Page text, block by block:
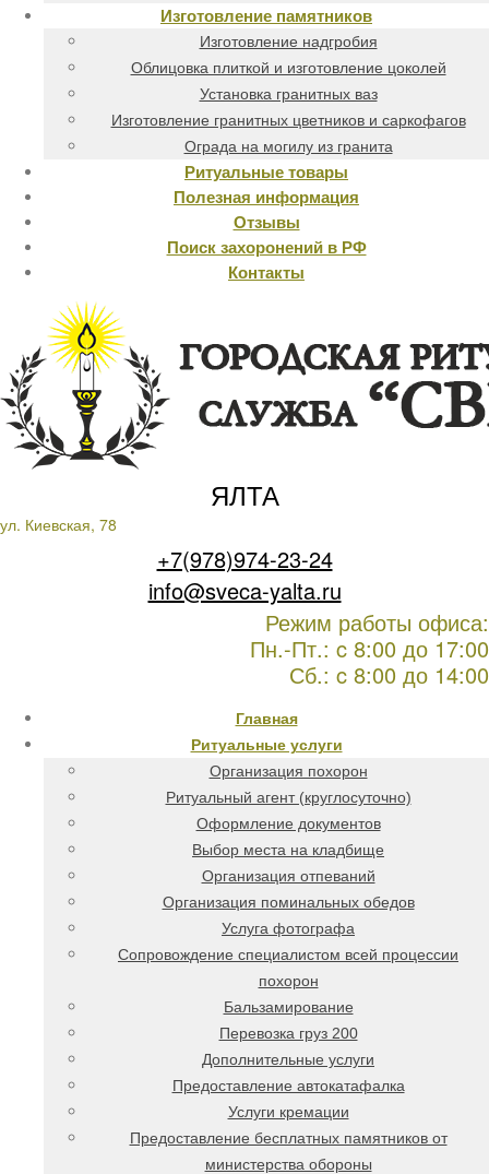
Изготовление памятников
Изготовление надгробия
Облицовка плиткой и изготовление цоколей
Установка гранитных ваз
Изготовление гранитных цветников и саркофагов
Ограда на могилу из гранита
Ритуальные товары
Полезная информация
Отзывы
Поиск захоронений в РФ
Контакты
ЯЛТА
ул. Киевская, 78
+7(978)974-23-24
info@sveca-yalta.ru
Режим работы офиса:
Пн.-Пт.: c 8:00 до 17:00
Сб.: c 8:00 до 14:00
Главная
Ритуальные услуги
Организация похорон
Ритуальный агент (круглосуточно)
Оформление документов
Выбор места на кладбище
Организация отпеваний
Организация поминальных обедов
Услуга фотографа
Сопровождение специалистом всей процессии
похорон
Бальзамирование
Перевозка груз 200
Дополнительные услуги
Предоставление автокатафалка
Услуги кремации
Предоставление бесплатных памятников от
министерства обороны